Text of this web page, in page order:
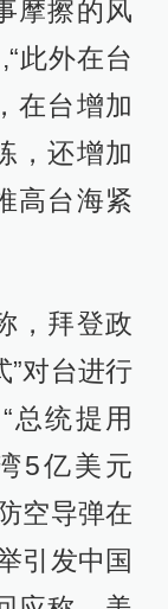
摩擦的风
此外在台
在台增加
，还增加
高台海紧
，拜登政
”对台进行
总统提用
5亿美元
空导弹在
引发中国